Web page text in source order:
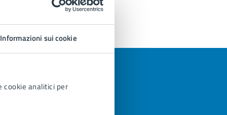
Informazioni sui cookie
cookie analitici per